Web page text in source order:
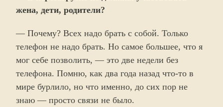
жена, дети, родители?
— Почему? Всех надо брать с собой. Только
телефон не надо брать. Но самое большее, что я
мог себе позволить, — это две недели без
телефона. Помню, как два года назад что-то в
мире бурлило, но что именно, до сих пор не
знаю — просто связи не было.